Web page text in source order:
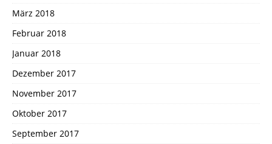
März 2018
Februar 2018
Januar 2018
Dezember 2017
November 2017
Oktober 2017
September 2017